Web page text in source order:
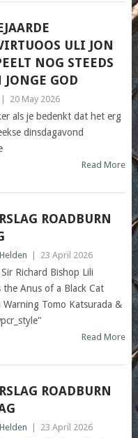
ULI JON
NOG STEEDS
JONGE GOD
20 May 2026
als je bedenkt dat het erg
dinsdagavond
Read More
ROADBURN
23 April 2026
Richard Bishop Lili
the Anus of a Black Cat
Warning Tomo Katsurada &
Read More
ROADBURN
23 April 2026